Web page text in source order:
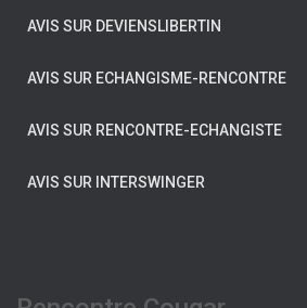
AVIS SUR DEVIENSLIBERTIN
AVIS SUR ECHANGISME-RENCONTRE
AVIS SUR RENCONTRE-ECHANGISTE
AVIS SUR INTERSWINGER